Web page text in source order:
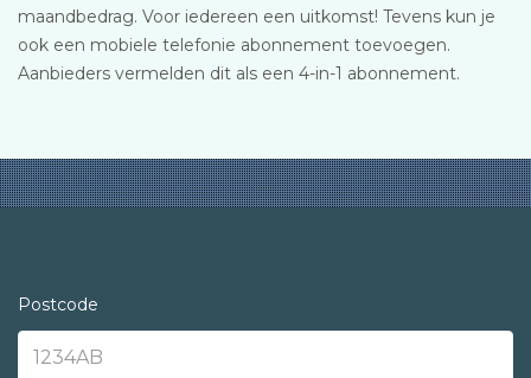
maandbedrag. Voor iedereen een uitkomst! Tevens kun je
ook een mobiele telefonie abonnement toevoegen.
Aanbieders vermelden dit als een 4-in-1 abonnement.
Postcode